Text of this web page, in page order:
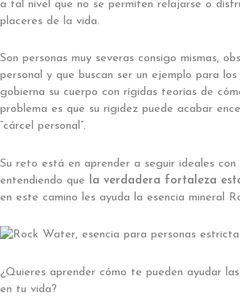
a tal nivel que no se permiten relajarse o
placeres de la vida.
Son personas muy severas consigo mismas,
personal y que buscan ser un ejemplo para los
gobierna su cuerpo con rígidas teorías de
problema es que su rigidez puede acabar
“cárcel personal”.
Su reto está en aprender a seguir ideales con
entendiendo que la verdadera fortaleza
en este camino les ayuda la esencia mineral
¿Quieres aprender cómo te pueden ayudar
en tu vida?